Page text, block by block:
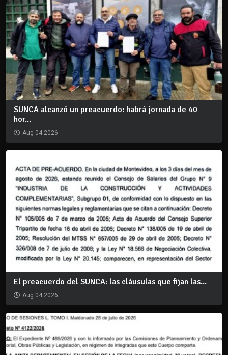
SUNCA alcanzó un preacuerdo: habrá jornada de 40
hor...
Aug 04 2026
El preacuerdo del SUNCA: las cláusulas que fijan las...
Aug 04 2026